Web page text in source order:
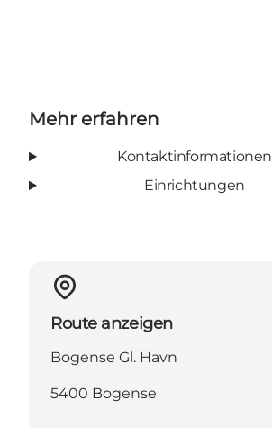
Mehr erfahren
Kontaktinformationen
Einrichtungen
Route anzeigen
Bogense Gl. Havn
5400 Bogense